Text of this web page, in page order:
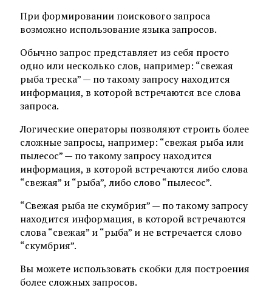
При формировании поискового запроса
возможно использование языка запросов.
Обычно запрос представляет из себя просто
одно или несколько слов, например: “свежая
рыба треска” — по такому запросу находится
информация, в которой встречаются все слова
запроса.
Логические операторы позволяют строить более
сложные запросы, например: “свежая рыба или
пылесос” — по такому запросу находится
информация, в которой встречаются либо слова
“свежая” и “рыба”, либо слово “пылесос”.
“Свежая рыба не скумбрия” — по такому запросу
находится информация, в которой встречаются
слова “свежая” и “рыба” и не встречается слово
“скумбрия”.
Вы можете использовать скобки для построения
более сложных запросов.